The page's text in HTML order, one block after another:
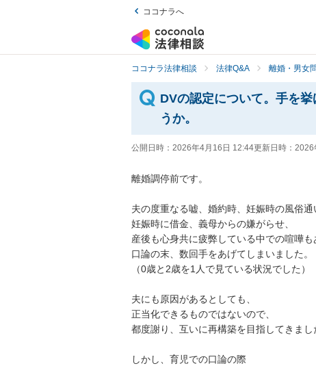
ココナラへ
ココナラ法律相談 法律Q&A 離婚・男女
DVの認定について。手を
うか。
公開日時： 2026年4月16日 12:44更新日時： 2026
離婚調停前です。
夫の度重なる嘘、婚約時、妊娠時の風俗通
妊娠時に借金、義母からの嫌がらせ、
産後も心身共に疲弊している中での喧嘩も
口論の末、数回手をあげてしまいました。
（0歳と2歳を1人で見ている状況でした）
夫にも原因があるとしても、
正当化できるものではないので、
都度謝り、互いに再構築を目指してきまし
しかし、育児での口論の際